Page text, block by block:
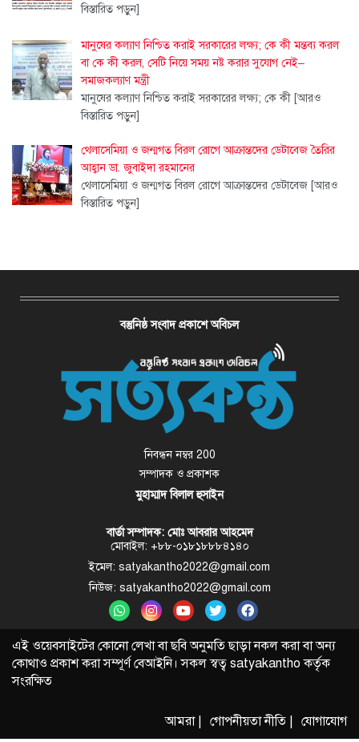
বিস্তারিত পড়ুন]
মানুষের কল্যাণ নিশ্চিত করাই সরকারের লক্ষ্য; কে কী মন্তব্য করল
বা কে কী করল, সেটি নিয়ে সময় নষ্ট করার সুযোগ নেই–
সমাজকল্যাণ মন্ত্রী
মানুষের কল্যাণ নিশ্চিত করাই সরকারের লক্ষ্য; কে কী [আরও
বিস্তারিত পড়ুন]
থেলাসেমিয়া ও জন্মগত বিরল রোগে আক্রান্তদের ডেটাবেজ তৈরির
আহ্বান ডা. জুবাইদা রহমানের
থেলাসেমিয়া ও জন্মগত বিরল রোগে আক্রান্তদের ডেটাবেজ [আরও
বিস্তারিত পড়ুন]
বস্তুনিষ্ঠ সংবাদ প্রকাশে অবিচল
নিবন্ধন নম্বর 200
সম্পাদক ও প্রকাশক
মুহাম্মাদ বিলাল হুসাইন
বার্তা সম্পাদক: মোঃ আবরার আহমেদ
মোবাইল: +৮৮-০১৮১৮৮৮৪১৪০
ইমেল: satyakantho2022@gmail.com
নিউজ: satyakantho2022@gmail.com
এই ওয়েবসাইটের কোনো লেখা বা ছবি অনুমতি ছাড়া নকল করা বা অন্য
কোথাও প্রকাশ করা সম্পূর্ণ বেআইনি। সকল স্বত্ব satyakantho কর্তৃক
সংরক্ষিত
আমরা | গোপনীয়তা নীতি | যোগাযোগ